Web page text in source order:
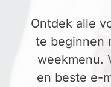
Ontdek alle
te beginnen
weekmenu.
en beste e-